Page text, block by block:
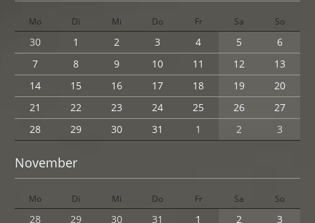
Mo Di Mi Do Fr Sa So
30 1 2 3 4 5
6
7
8 9 10 11 12
13
14
15 16 17 18 19
20
21
22 23 24 25 26
27
28
29 30 31 1 2 3
November
Mo Di Mi Do Fr Sa So
28 29 30 31 1 2
3